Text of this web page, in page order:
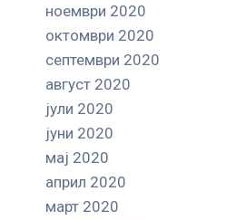
ноември 2020
октомври 2020
септември 2020
август 2020
јули 2020
јуни 2020
мај 2020
април 2020
март 2020